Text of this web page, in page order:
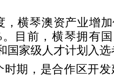
，横琴澳资产业增
。目前，横琴拥有
国家级人才计划入选
时期，是合作区开